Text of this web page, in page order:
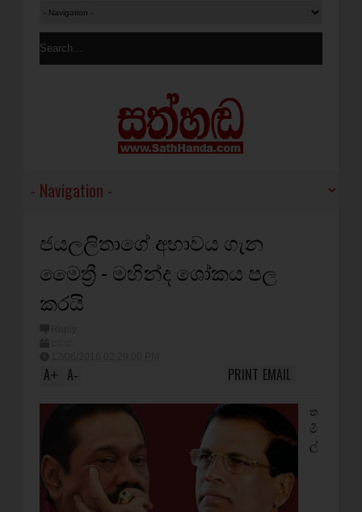
ජයලලිතාගේ අභාවය ගැන
මෛත්‍රී - මහින්ද ශෝකය පල
කරයි
A+ A- EMAIL
PRINT
ත
මි
ල්